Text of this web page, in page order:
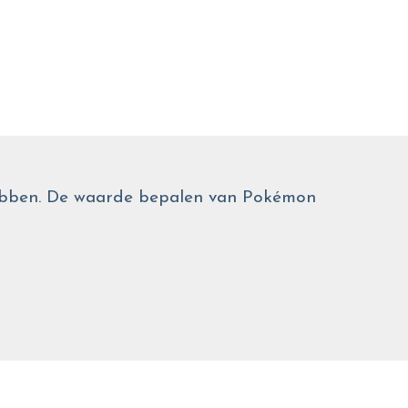
De waarde bepalen van Pokémon